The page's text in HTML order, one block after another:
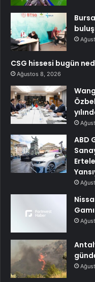
CSG hissesi bugün
Ağustos 8, 2026
ABD